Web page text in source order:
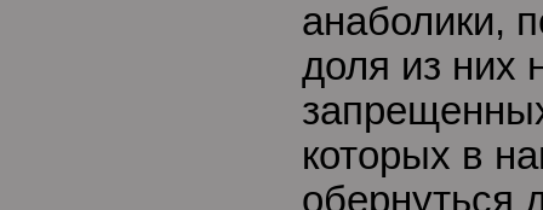
анаболики,
доля из них
которых в
обернуться